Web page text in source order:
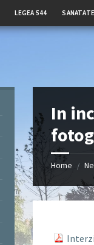
LEGEA 544
In
Home /